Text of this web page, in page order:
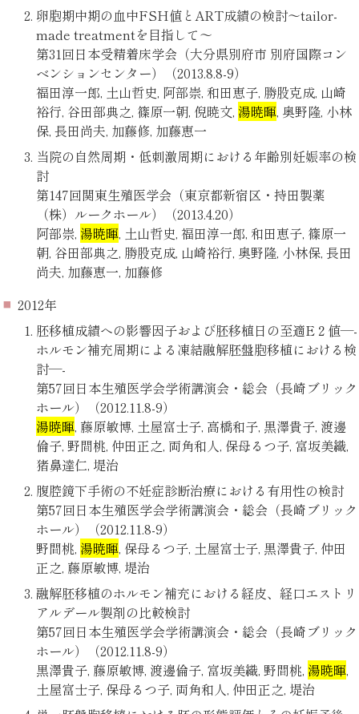
卵胞期中期の血中FSH値とART成績の検討～tailor-
made treatmentを目指して～
第31回日本受精着床学会（大分県別府市 別府国際コン
ベンションセンター）（2013.8.8-9）
福田淳一郎, 土山哲史, 阿部崇, 和田恵子, 勝股克成, 山崎
裕行, 谷田部典之, 篠原一朝, 倪暁文, 湯暁暉, 奥野隆, 小林
保, 長田尚夫, 加藤修, 加藤恵一
当院の自然周期・低刺激周期における年齢別妊娠率の検
討
第147回関東生殖医学会（東京都新宿区・持田製薬
（株）ルークホール）（2013.4.20）
阿部崇, 湯暁暉, 土山哲史, 福田淳一郎, 和田恵子, 篠原一
朝, 谷田部典之, 勝股克成, 山崎裕行, 奥野隆, 小林保, 長田
尚夫, 加藤恵一, 加藤修
2012年
胚移植成績への影響因子および胚移植日の至適E２値—-
ホルモン補充周期による凍結融解胚盤胞移植における検
討—-
第57回日本生殖医学会学術講演会・総会（長崎ブリック
ホール）（2012.11.8-9）
湯暁暉, 藤原敏博, 土屋富士子, 高橋和子, 黒澤貴子, 渡邊
倫子, 野間桃, 仲田正之, 両角和人, 保母るつ子, 富坂美織,
猪鼻達仁, 堤治
腹腔鏡下手術の不妊症診断治療における有用性の検討
第57回日本生殖医学会学術講演会・総会（長崎ブリック
ホール）（2012.11.8-9）
野間桃, 湯暁暉, 保母るつ子, 土屋富士子, 黒澤貴子, 仲田
正之, 藤原敏博, 堤治
融解胚移植のホルモン補充における経皮、経口エストリ
アルデール製剤の比較検討
第57回日本生殖医学会学術講演会・総会（長崎ブリック
ホール）（2012.11.8-9）
黒澤貴子, 藤原敏博, 渡邊倫子, 富坂美織, 野間桃, 湯暁暉,
土屋富士子, 保母るつ子, 両角和人, 仲田正之, 堤治